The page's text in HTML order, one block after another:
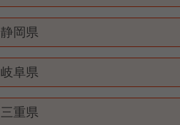
静岡県
岐阜県
三重県